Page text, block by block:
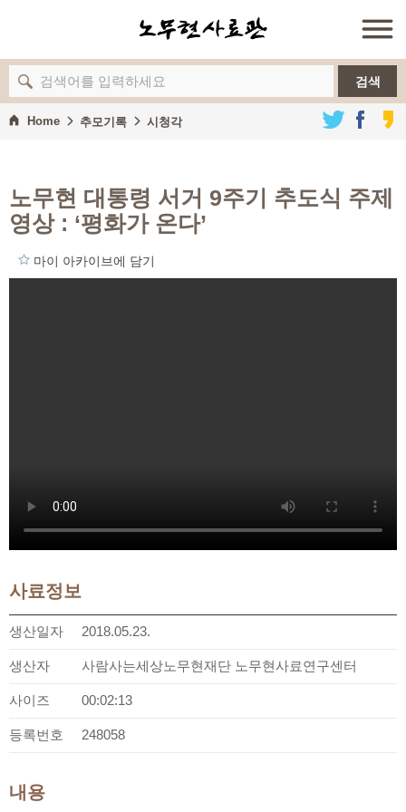
검색
Home 추모기록 시청각
노무현 대통령 서거 9주기 추도식 주제
영상 : ‘평화가 온다’
마이 아카이브에 담기
사료정보
생산일자 2018.05.23.
생산자 사람사는세상노무현재단 노무현사료연구센터
사이즈 00:02:13
등록번호 248058
내용